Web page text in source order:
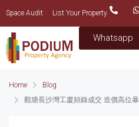
Space Audit List Your Property
Whatsapp
Home
Blog
觀塘長沙灣工廈頻錄成交 造價高位